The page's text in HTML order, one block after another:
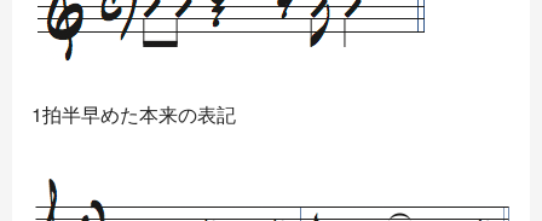
1拍半早めた本来の表記